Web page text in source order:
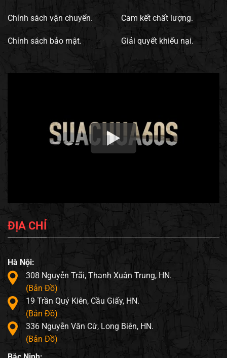
Chính sách vận chuyển.
Chính sách bảo mật.
Cam kết chất lượng.
Giải quyết khiếu nại.
ĐỊA CHỈ
Hà Nội:
308 Nguyễn Trãi, Thanh Xuân Trung, HN.
(Bản Đồ)
19 Trần Quý Kiên, Cầu Giấy, HN.
(Bản Đồ)
336 Nguyễn Văn Cừ, Long Biên, HN.
(Bản Đồ)